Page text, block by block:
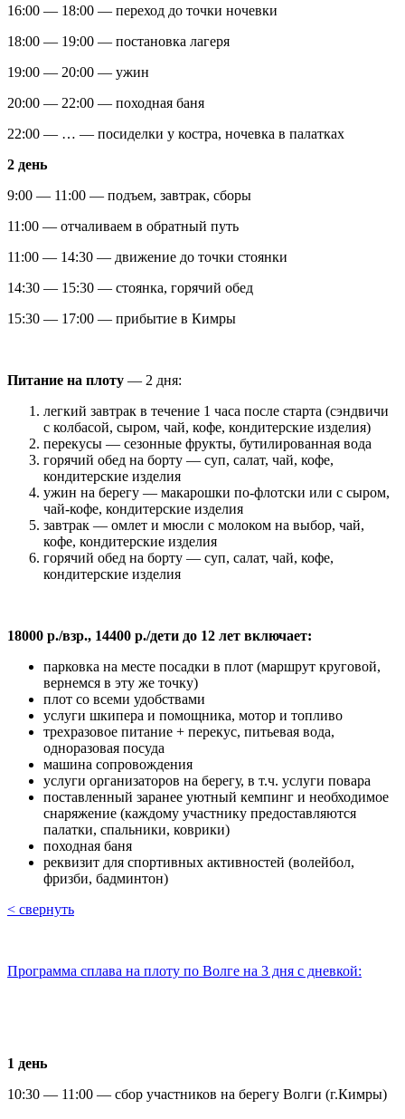
16:00 — 18:00 — переход до точки ночевки
18:00 — 19:00 — постановка лагеря
19:00 — 20:00 — ужин
20:00 — 22:00 — походная баня
22:00 — … — посиделки у костра, ночевка в палатках
2 день
9:00 — 11:00 — подъем, завтрак, сборы
11:00 — отчаливаем в обратный путь
11:00 — 14:30 — движение до точки стоянки
14:30 — 15:30 — стоянка, горячий обед
15:30 — 17:00 — прибытие в Кимры
Питание на плоту — 2 дня:
легкий завтрак в течение 1 часа после старта (сэндвичи
с колбасой, сыром, чай, кофе, кондитерские изделия)
перекусы — сезонные фрукты, бутилированная вода
горячий обед на борту — суп, салат, чай, кофе,
кондитерские изделия
ужин на берегу — макарошки по-флотски или с сыром,
чай-кофе, кондитерские изделия
завтрак — омлет и мюсли с молоком на выбор, чай,
кофе, кондитерские изделия
горячий обед на борту — суп, салат, чай, кофе,
кондитерские изделия
18000 р./взр., 14400 р./дети до 12 лет включает:
парковка на месте посадки в плот (маршрут круговой,
вернемся в эту же точку)
плот со всеми удобствами
услуги шкипера и помощника, мотор и топливо
трехразовое питание + перекус, питьевая вода,
одноразовая посуда
машина сопровождения
услуги организаторов на берегу, в т.ч. услуги повара
поставленный заранее уютный кемпинг и необходимое
снаряжение (каждому участнику предоставляются
палатки, спальники, коврики)
походная баня
реквизит для спортивных активностей (волейбол,
фризби, бадминтон)
< свернуть
Программа сплава на плоту по Волге на 3 дня с дневкой:
1 день
10:30 — 11:00 — сбор участников на берегу Волги (г.Кимры)